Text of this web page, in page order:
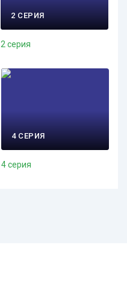
2 СЕРИЯ
2 серия
4 СЕРИЯ
4 серия